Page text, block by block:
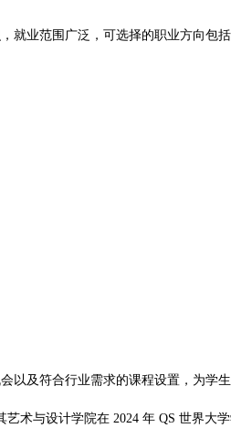
就业范围广泛，可选择的职业方向包括
以及符合行业需求的课程设置，为学
术与设计学院在 2024 年 QS 世界大